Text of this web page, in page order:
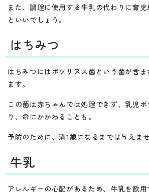
また、調理に使用する牛乳の代わりに育
といいでしょう。
はちみつ
はちみつにはボツリヌス菌という菌が含ま
ます。
この菌は赤ちゃんでは処理できず、乳児
り、命にかかわることも。
予防のために、満1歳になるまでは与えませ
牛乳
アレルギーの心配があるため、牛乳を飲